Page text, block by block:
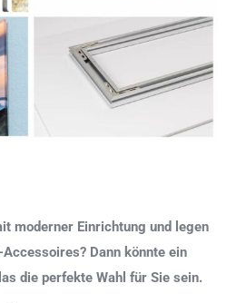
moderner Einrichtung und legen
Dann könnte ein
die perfekte Wahl für Sie sein.